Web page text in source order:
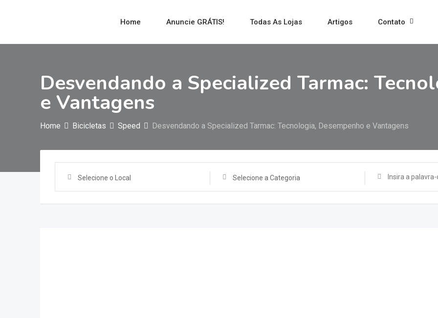
Home Anuncie GRÁTIS! Todas As Lojas Artigos Contato
Desvendando a Specialized Tarmac:
e Vantagens
Home Bicicletas Speed Desvendando a Specialized Tarmac: Tecnologia, Desempenho e Vantagens
Selecione o Local Selecione a Categoria